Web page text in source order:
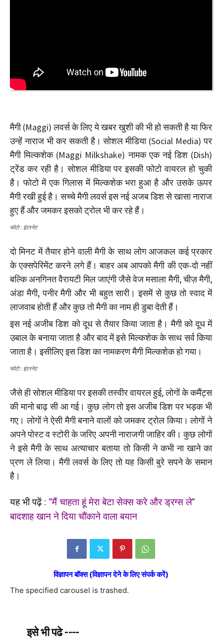
मैगी (Maggi) लवर्स के लिए ये खबर खुशी की भी हो सकती है या फिर
उन्हें नाराज भी कर सकती है। सोशल मीडिया (Social Media) पर
मैगी मिल्कशेक (Maggi Milkshake) नामक एक नई डिश (Dish)
ट्रेंड कर रही है। सोशल मीडिया पर इसकी फोटो वायरल हो चुकी
है। फोटो में एक गिलास में मिल्कशेक भरा हुआ है और उसके ऊपर
मैगी रखी हुई है। सच्चे मैगी लवर्स इस नई अजब डिश से खासा नाराज
हुए हैं और जमकर इसको ट्रोल भी कर रहे हैं।
फोटो : इंटरनेट
दो मिनट में तैयार होने वाली मैगी के साथ लोग आजकल कई प्रकार
के एक्सपेरिमेंट करने लगे हैं। बाहर अब आपको मैगी की एक-दो नहीं
बल्कि अनगिनत वैरायटी मिल जाएंगी जैसे वेज मसाला मैगी, चीज़ मैगी,
अंडा मैगी, पनीर मैगी और भी बहुत सारी। इसमें से कुछ तो स्वाद में
लाजवाब होती हैं और कुछ तो मैगी का नाम ही डुबा देती हैं।
इस नई अजीब डिश को दूध से तैयार किया जाता है। मैगी को दूध में
उबाल के बनाया जाता है और बाद में इसे मिल्कशेक के साथ सर्व किया
जाता है। इसीलिए इस डिश का नामकरण मैगी मिल्कशेक हो गया।
फोटो : इंटरनेट
जैसे ही सोशल मीडिया पर इसकी तस्वीर वायरल हुई, लोगों के कमैंट्स
की मानो बाढ़ सी आ गई। कुछ लोग तो इस अजीब डिश पर भड़क भी
गए। लोगों ने ऐसी मैगी बनाने वालों को जमकर ट्रोल किया। लोगों ने
अपने पोस्ट व स्टोरी के जरिए अपनी नाराजगी जाहिर की। कुछ लोगों
ने इसे मैगी के साथ अत्याचार बताया तो किसी ने कभी ना खाने का
प्रण ले लिया। मैगी लवर्स के लिए तो यह किसी बुरे सपने के समान
है।
यह भी पढ़ें : “मैं चाहता हूं मेरा बेटा सेक्स करे और ड्रग्स ले”
बादशाह खान ने दिया चौंकाने वाला बयान
विज्ञापन बॉक्स (विज्ञापन देने के लिए संपर्क करें)
The specified carousel is trashed.
इसे भी पढे ----